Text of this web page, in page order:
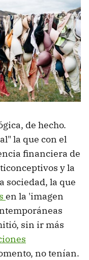
de hecho.
la que con el
financiera de
y la
sociedad, la que
en la 'imagen
sin ir más
no tenían.